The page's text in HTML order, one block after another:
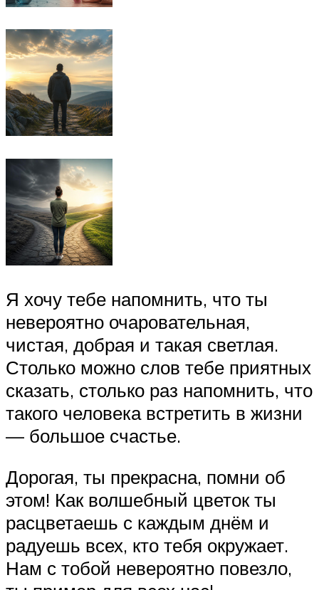
Я хочу тебе напомнить, что ты
невероятно очаровательная,
чистая, добрая и такая светлая.
Столько можно слов тебе приятных
сказать, столько раз напомнить, что
такого человека встретить в жизни
— большое счастье.
Дорогая, ты прекрасна, помни об
этом! Как волшебный цветок ты
расцветаешь с каждым днём и
радуешь всех, кто тебя окружает.
Нам с тобой невероятно повезло,